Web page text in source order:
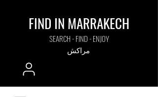
FIND IN MARRAKECH
SEARCH - FIND - ENJOY
مراكش